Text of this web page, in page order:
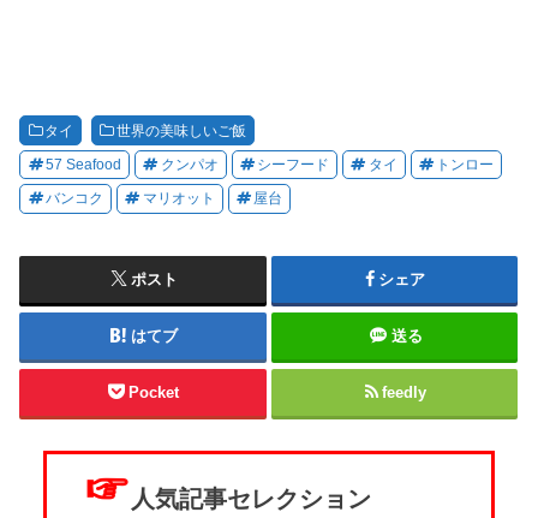
タイ 世界の美味しいご飯
57 Seafood クンパオ シーフード タイ トンロー
バンコク マリオット 屋台
ポスト シェア
はてブ 送る
Pocket feedly
☞ 人気記事セレクション